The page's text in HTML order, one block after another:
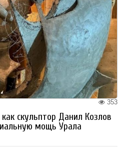
353
скульптор Данил Козлов
мощь Урала